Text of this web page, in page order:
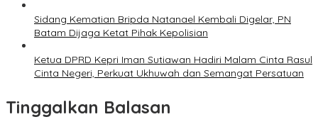
Sidang Kematian Bripda Natanael Kembali Digelar, PN
Batam Dijaga Ketat Pihak Kepolisian
Ketua DPRD Kepri Iman Sutiawan Hadiri Malam Cinta Rasul
Cinta Negeri, Perkuat Ukhuwah dan Semangat Persatuan
Tinggalkan Balasan